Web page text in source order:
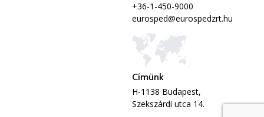
+36-1-450-9000
eurosped@eurospedzrt.hu
Címünk
H-1138 Budapest,
Szekszárdi utca 14.